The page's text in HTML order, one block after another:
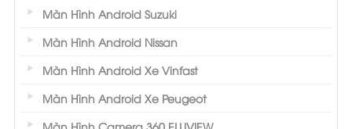
được nhiều khách hàng lựa chọn sử dụng.
Lớp phủ củafilm cách nhiệt Nano
Ceramicsgồm các dẫn điện chuyển đổi kim
nhiệt cao và bền hơn so với các loại phim
Màn Hình Android Suzuki
Màn Hình Android Nissan
Màn Hình Android Xe Vinfast
Màn Hình Android Xe Peugeot